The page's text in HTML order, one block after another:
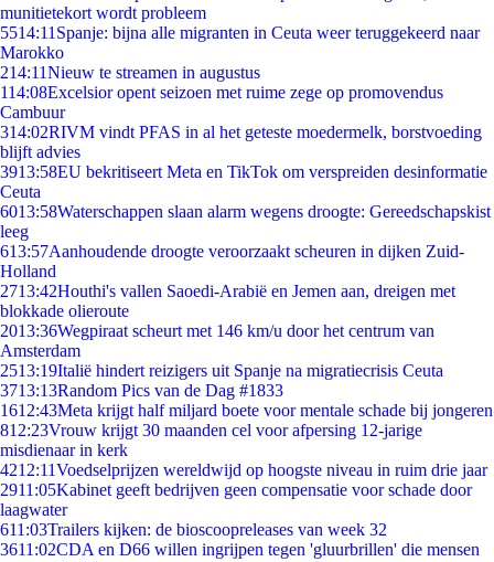
munitietekort wordt probleem
5514:11 Spanje: bijna alle migranten in Ceuta weer teruggekeerd naar
Marokko
214:11Nieuw te streamen in augustus
114:08Excelsior opent seizoen met ruime zege op promovendus
Cambuur
314:02RIVM vindt PFAS in al het geteste moedermelk, borstvoeding
blijft advies
3913:58EU bekritiseert Meta en TikTok om verspreiden desinformatie
Ceuta
6013:58Waterschappen slaan alarm wegens droogte: Gereedschapskist
leeg
613:57Aanhoudende droogte veroorzaakt scheuren in dijken Zuid-
Holland
2713:42Houthi's vallen Saoedi-Arabië en Jemen aan, dreigen met
blokkade olieroute
2013:36Wegpiraat scheurt met 146 km/u door het centrum van
Amsterdam
2513:19Italië hindert reizigers uit Spanje na migratiecrisis Ceuta
3713:13Random Pics van de Dag #1833
1612:43Meta krijgt half miljard boete voor mentale schade bij jongeren
812:23Vrouw krijgt 30 maanden cel voor afpersing 12-jarige
misdienaar in kerk
4212:11Voedselprijzen wereldwijd op hoogste niveau in ruim drie jaar
2911:05Kabinet geeft bedrijven geen compensatie voor schade door
laagwater
611:03Trailers kijken: de bioscoopreleases van week 32
3611:02CDA en D66 willen ingrijpen tegen 'gluurbrillen' die mensen